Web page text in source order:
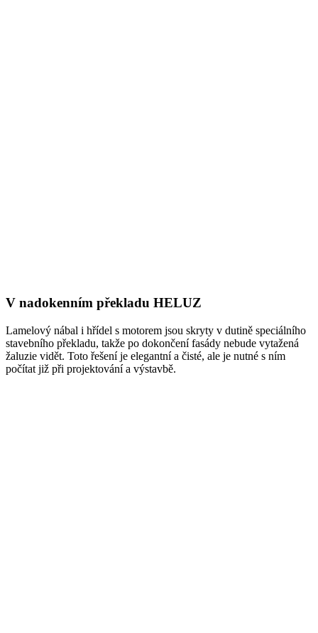
V nadokenním překladu HELUZ
Lamelový nábal i hřídel s motorem jsou skryty v dutině speciálního
stavebního překladu, takže po dokončení fasády nebude vytažená
žaluzie vidět. Toto řešení je elegantní a čisté, ale je nutné s ním
počítat již při projektování a výstavbě.